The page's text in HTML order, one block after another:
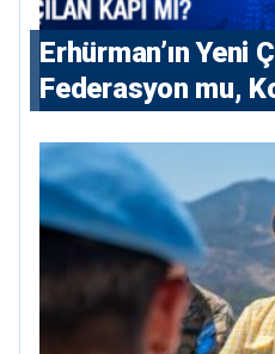
Erhürman’ın Yeni
Federasyon mu,